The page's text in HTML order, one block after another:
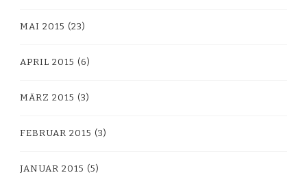
MAI 2015 (23)
APRIL 2015 (6)
MÄRZ 2015 (3)
FEBRUAR 2015 (3)
JANUAR 2015 (5)